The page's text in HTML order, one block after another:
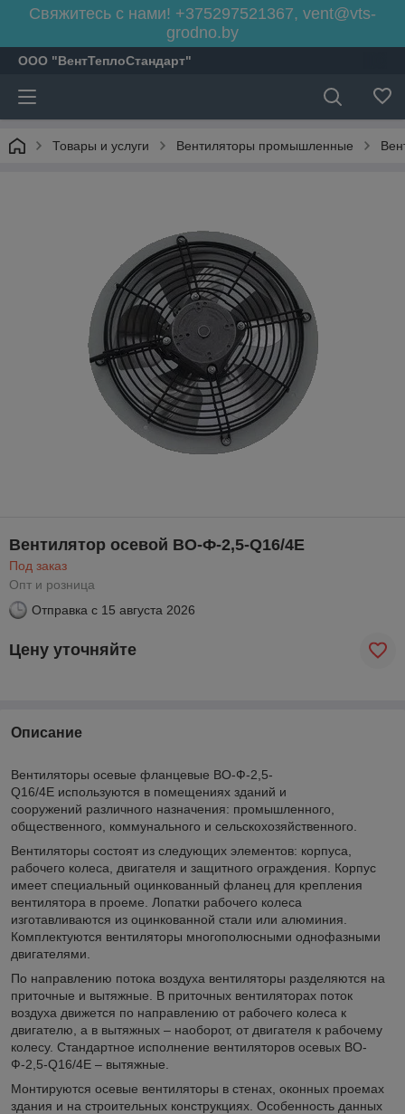
Свяжитесь с нами! +375297521367, vent@vts-
grodno.by
ООО "ВентТеплоСтандарт"
Товары и услуги Вентиляторы промышленные
Вентилятор осевой ВО-Ф-2,5-Q16/4E
Под заказ
Опт и розница
Отправка с 15 августа 2026
Цену уточняйте
Описание
Вентиляторы осевые фланцевые ВО-Ф-2,5-
Q16/4E используются в помещениях зданий и
сооружений различного назначения: промышленного,
общественного, коммунального и сельскохозяйственного.
Вентиляторы состоят из следующих элементов: корпуса,
рабочего колеса, двигателя и защитного ограждения. Корпус
имеет специальный оцинкованный фланец для крепления
вентилятора в проеме. Лопатки рабочего колеса
изготавливаются из оцинкованной стали или алюминия.
Комплектуются вентиляторы многополюсными однофазными
двигателями.
По направлению потока воздуха вентиляторы разделяются на
приточные и вытяжные. В приточных вентиляторах поток
воздуха движется по направлению от рабочего колеса к
двигателю, а в вытяжных – наоборот, от двигателя к рабочему
колесу. Стандартное исполнение вентиляторов осевых ВО-
Ф-2,5-Q16/4E – вытяжные.
Монтируются осевые вентиляторы в стенах, оконных проемах
здания и на строительных конструкциях. Особенность данных